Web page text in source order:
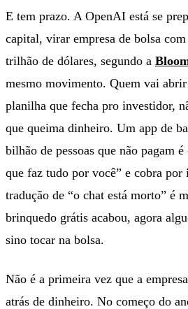
E tem prazo. A OpenAI está se
capital, virar empresa de bolsa
trilhão de dólares, segundo a
mesmo movimento. Quem vai
planilha que fecha pro investidor,
que queima dinheiro. Um app de
bilhão de pessoas que não pagam
que faz tudo por você” e cobra por
tradução de “o chat está morto” é
brinquedo grátis acabou, agora
sino tocar na bolsa.
Não é a primeira vez que a
atrás de dinheiro. No começo do